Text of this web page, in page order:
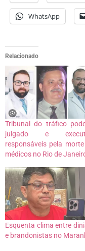
WhatsApp
Relacionado
Tribunal do tráfico
julgado e
responsáveis pela
médicos no Rio de
Esquenta clima entre
e brandonistas no